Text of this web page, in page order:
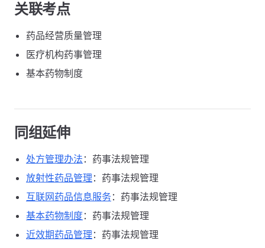
关联考点
药品经营质量管理
医疗机构药事管理
基本药物制度
同组延伸
处方管理办法 ：药事法规管理
放射性药品管理 ：药事法规管理
互联网药品信息服务：药事法规管理
基本药物制度：药事法规管理
近效期药品管理 ：药事法规管理